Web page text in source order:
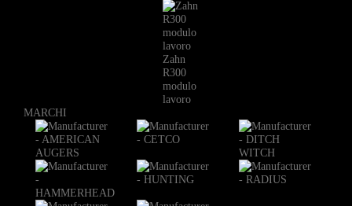
Zahn
R300
modulo
lavoro
MARCHI